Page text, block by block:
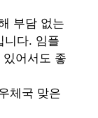
부담 없는
니다. 임플
어서도 좋
체국 맞은